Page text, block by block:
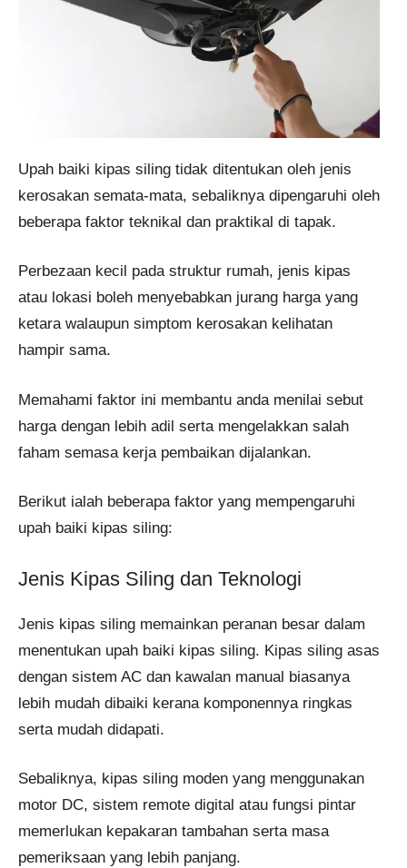
Upah baiki kipas siling tidak ditentukan oleh jenis
kerosakan semata-mata, sebaliknya dipengaruhi oleh
beberapa faktor teknikal dan praktikal di tapak.
Perbezaan kecil pada struktur rumah, jenis kipas
atau lokasi boleh menyebabkan jurang harga yang
ketara walaupun simptom kerosakan kelihatan
hampir sama.
Memahami faktor ini membantu anda menilai sebut
harga dengan lebih adil serta mengelakkan salah
faham semasa kerja pembaikan dijalankan.
Berikut ialah beberapa faktor yang mempengaruhi
upah baiki kipas siling:
Jenis Kipas Siling dan Teknologi
Jenis kipas siling memainkan peranan besar dalam
menentukan upah baiki kipas siling. Kipas siling asas
dengan sistem AC dan kawalan manual biasanya
lebih mudah dibaiki kerana komponennya ringkas
serta mudah didapati.
Sebaliknya, kipas siling moden yang menggunakan
motor DC, sistem remote digital atau fungsi pintar
memerlukan kepakaran tambahan serta masa
pemeriksaan yang lebih panjang.